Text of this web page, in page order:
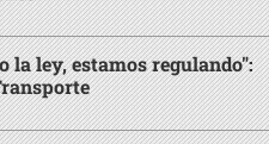
la ley, estamos regulando":